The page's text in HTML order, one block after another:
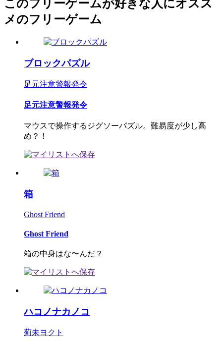
このフリーゲームが好きな人にオスス
メのフリーゲーム
ブロックパズル
足元注意警報発令
足元注意警報発令
マウスで操作するジグソーパズル。難易度が少し高
め？！
箱
Ghost Friend
Ghost Friend
箱の中身はな〜んだ？
ハコノナカノコ
薊未ヨクト